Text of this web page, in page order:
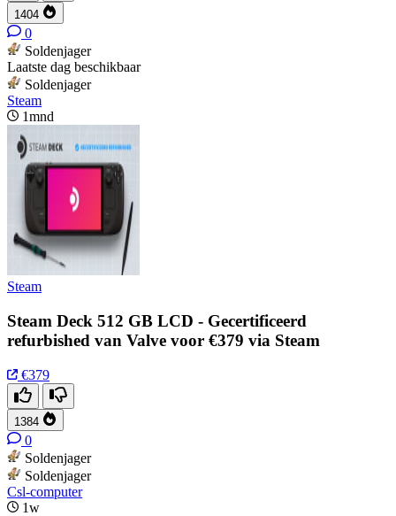
1404
0
Soldenjager
Laatste dag beschikbaar
Soldenjager
Steam
1mnd
Steam
Steam Deck 512 GB LCD - Gecertificeerd
refurbished van Valve voor €379 via Steam
€379
1384
0
Soldenjager
Soldenjager
Csl-computer
1w